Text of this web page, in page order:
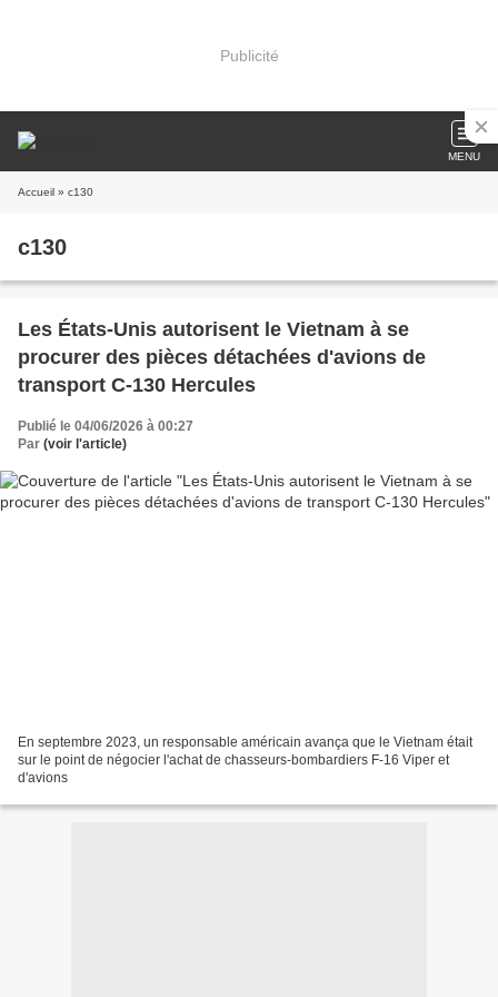
Publicité
MENU
Accueil » c130
c130
Les États-Unis autorisent le Vietnam à se
procurer des pièces détachées d'avions de
transport C-130 Hercules
Publié le 04/06/2026 à 00:27
Par (voir l'article)
En septembre 2023, un responsable américain avança que le Vietnam était
sur le point de négocier l'achat de chasseurs-bombardiers F-16 Viper et
d'avions